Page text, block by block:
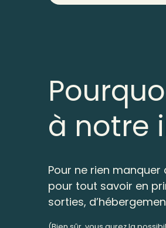
à notre
Pour ne rien
pour tout savoir en
sorties,